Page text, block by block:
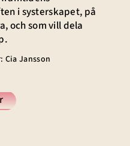
i systerskapet, på
och som vill dela
Cia Jansson